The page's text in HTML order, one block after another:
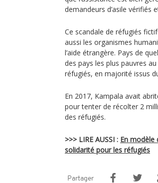
demandeurs d’asile vérifiés
Ce scandale de réfugiés
aussi les organismes
l’aide étrangère. Pays de
des pays les plus pauvres
réfugiés, en majorité issus
En 2017, Kampala avait
pour tenter de récolter 2
des réfugiés.
>>> LIRE AUSSI : En modèle
solidarité pour les réfugiés
Partager